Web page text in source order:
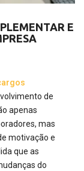
E
de
apenas
mas
motivação e
que as
do